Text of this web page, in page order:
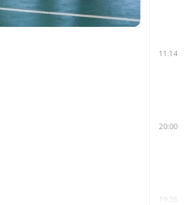
11:14
20:00
19:36